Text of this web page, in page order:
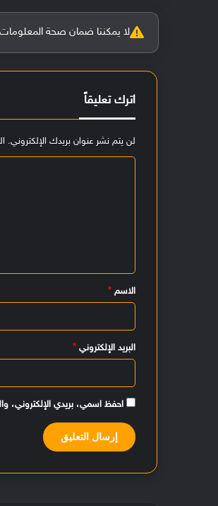
لا يمكننا ضمان صحة المعلومات الموجودة
اترك تعليقاً
لن يتم نشر عنوان بريدك الإلكتروني.
الاسم*
البريد الإلكتروني*
احفظ اسمي، بريدي الإلكتروني،